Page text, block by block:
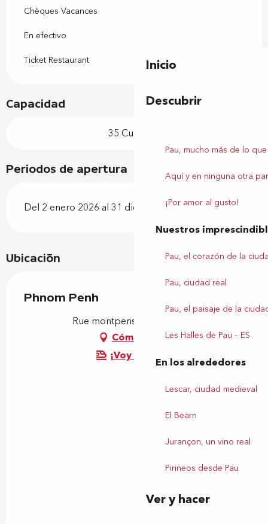
Inicio
Descubrir
Pau, mucho más de lo
Aquí y en ninguna otra
¡Por amor al gusto!
Nuestros
Pau, el corazón de la
Pau, ciudad real
Pau, el paisaje de la
Les Halles de Pau – ES
En los alrededores
Lescar, ciudad medieval
El Bearn
Jurançon, un vino real
Pirineos desde Pau
Ver y hacer
Chèques Vacances
En efectivo
Ticket Restaurant
Capacidad
35 Cubierto
Periodos de apertura
Del 2 enero 2026 al 31 diciembre 2026
Ubicación
Phnom Penh
Rue montpensier, 64000 Pau
Cómo llegar
¡Voy en tren!